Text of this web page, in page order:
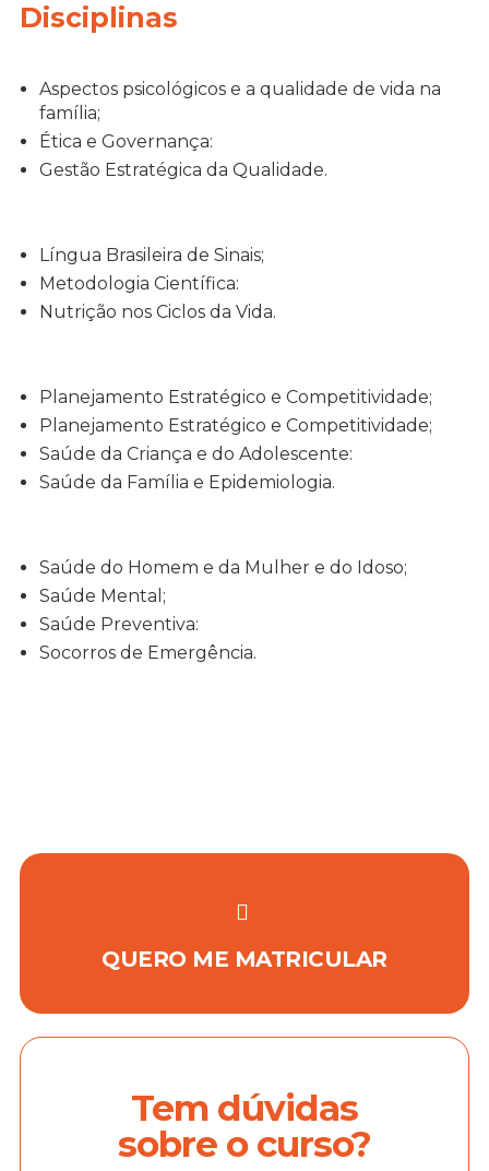
Disciplinas
Aspectos psicológicos e a qualidade de vida na
família;
Ética e Governança:
Gestão Estratégica da Qualidade.
Língua Brasileira de Sinais;
Metodologia Científica:
Nutrição nos Ciclos da Vida.
Planejamento Estratégico e Competitividade;
Planejamento Estratégico e Competitividade;
Saúde da Criança e do Adolescente:
Saúde da Família e Epidemiologia.
Saúde do Homem e da Mulher e do Idoso;
Saúde Mental;
Saúde Preventiva:
Socorros de Emergência.
QUERO ME MATRICULAR
Tem dúvidas
sobre o curso?